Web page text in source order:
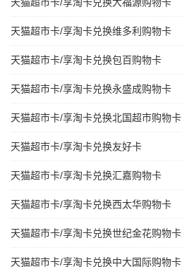
天猫超市卡/享淘卡兑换维多利购物卡
天猫超市卡/享淘卡兑换包百购物卡
天猫超市卡/享淘卡兑换永盛成购物卡
天猫超市卡/享淘卡兑换北国超市购物卡
天猫超市卡/享淘卡兑换友好卡
天猫超市卡/享淘卡兑换汇嘉购物卡
天猫超市卡/享淘卡兑换西太华购物卡
天猫超市卡/享淘卡兑换世纪金花购物卡
天猫超市卡/享淘卡兑换中大国际购物卡